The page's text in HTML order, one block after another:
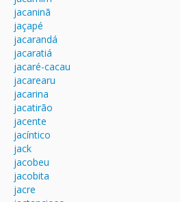
jacaninã
jaçapé
jacarandá
jacaratiá
jacaré-cacau
jacarearu
jacarina
jacatirão
jacente
jacíntico
jack
jacobeu
jacobita
jacre